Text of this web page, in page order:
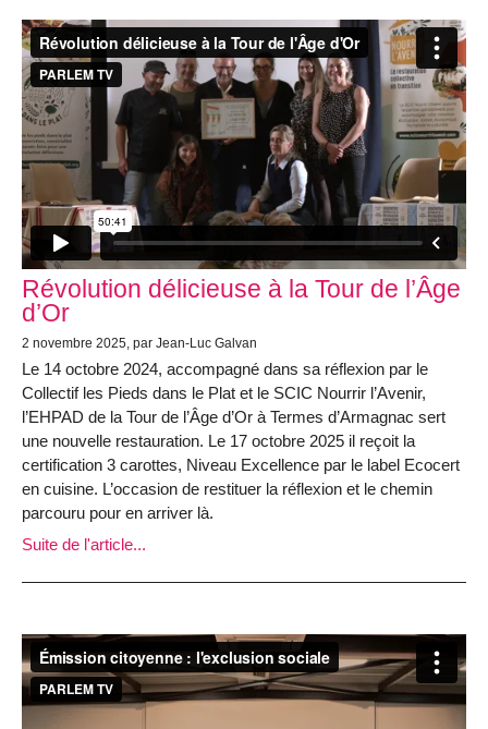
Révolution délicieuse à la Tour de l’Âge
d’Or
2 novembre 2025, par Jean-Luc Galvan
Le 14 octobre 2024, accompagné dans sa réflexion par le
Collectif les Pieds dans le Plat et le SCIC Nourrir l’Avenir,
l’EHPAD de la Tour de l’Âge d’Or à Termes d’Armagnac sert
une nouvelle restauration. Le 17 octobre 2025 il reçoit la
certification 3 carottes, Niveau Excellence par le label Ecocert
en cuisine. L’occasion de restituer la réflexion et le chemin
parcouru pour en arriver là.
Suite de l'article...